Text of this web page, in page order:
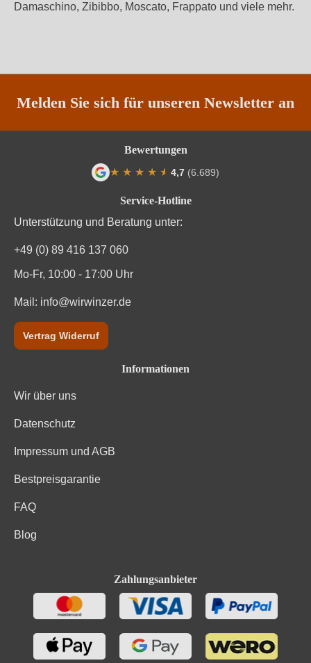
Damaschino, Zibibbo, Moscato, Frappato und viele mehr.
Melden Sie sich für unseren Newsletter an
Service-Hotline
Unterstützung und Beratung unter:
+49 (0) 89 416 137 060
Mo-Fr, 10:00 - 17:00 Uhr
Mail: info@wirwinzer.de
Vertrag Widerruf
Informationen
Wir über uns
Datenschutz
Impressum und AGB
Bestpreisgarantie
FAQ
Blog
Zahlungsanbieter
Bewertungen
★ ★ ★ ★ ★
★ 4,7 (6.689)